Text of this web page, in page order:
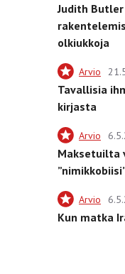
Judith
olkiukkoja
Arvio
Tavallisia
kirjasta
Arvio
Maksetuilta
Arvio
Kun matka